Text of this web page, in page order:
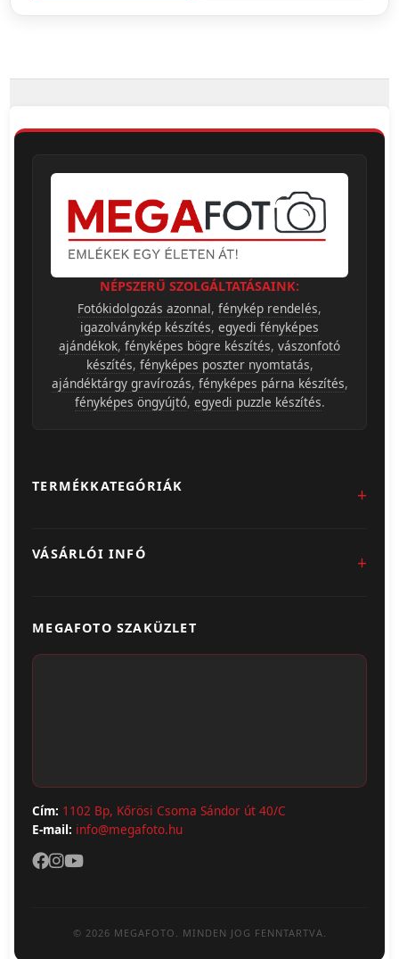
NÉPSZERŰ SZOLGÁLTATÁSAINK:
Fotókidolgozás azonnal, fénykép rendelés,
igazolványkép készítés, egyedi fényképes
ajándékok, fényképes bögre készítés, vászonfotó
készítés, fényképes poszter nyomtatás,
ajándéktárgy gravírozás, fényképes párna készítés,
fényképes öngyújtó, egyedi puzzle készítés.
TERMÉKKATEGÓRIÁK
Fotókidolgozás
Poszter & Falikép
Fotónaptár
VÁSÁRLÓI INFÓ
Szállítás & Fizetés
MEGAFOTO SZAKÜZLET
Cím: 1102 Bp, Kőrösi Csoma Sándor út 40/C
E-mail: info@megafoto.hu
© 2026 MEGAFOTO. MINDEN JOG FENNTARTVA.